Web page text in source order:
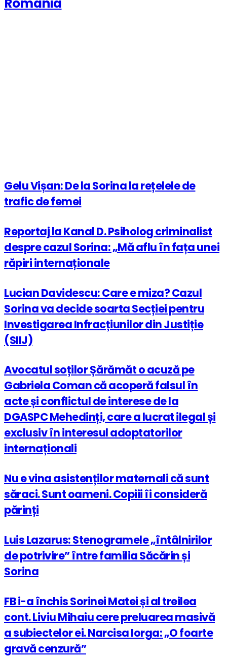
Gelu Vișan: De la Sorina la rețelele de
trafic de femei
Reportaj la Kanal D. Psiholog criminalist
despre cazul Sorina: „Mă aflu în fața unei
răpiri internaționale
Lucian Davidescu: Care e miza? Cazul
Sorina va decide soarta Secției pentru
Investigarea Infracțiunilor din Justiție
(SIIJ)
Avocatul soților Șărămăt o acuză pe
Gabriela Coman că acoperă falsul în
acte și conflictul de interese de la
DGASPC Mehedinți, care a lucrat ilegal și
exclusiv în interesul adoptatorilor
internaționali
Nu e vina asistenților maternali că sunt
săraci. Sunt oameni. Copiii îi consideră
părinți
Luis Lazarus: Stenogramele „întâlnirilor
de potrivire” între familia Săcărin și
Sorina
FB i-a închis Sorinei Matei și al treilea
cont. Liviu Mihaiu cere preluarea masivă
a subiectelor ei. Narcisa Iorga: „O foarte
gravă cenzură”